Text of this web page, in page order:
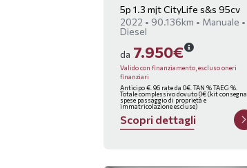
5p 1.3 mjt CityLife s&s 95cv
2022 • 90.136km • Manuale •
Diesel
da 7.950€
Valido con finanziamento, escluso oneri
finanziari
Anticipo €. 96 rate da 0€. TAN % TAEG %.
Totale complessivo dovuto 0€ (kit consegna,
spese passaggio di proprietà e
immatricolazione escluse)
Scopri dettagli